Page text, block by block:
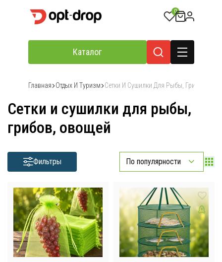
0
Каталог
Главная Отдых И Туризм Сетки И Сушилки Для Рыбы, Грибов,
Сетки и сушилки для рыбы,
грибов, овощей
Фильтры По популярности